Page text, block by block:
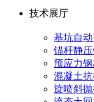
技术展厅
基坑自
锚杆静
预应力
混凝土
旋喷斜